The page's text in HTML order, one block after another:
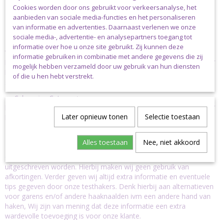
Benodigdheden:
Deze vind je bij de pakketten.
Wij verkopen pakketten met Scheepjes Sunkissed ->
https://www.madebysiemshop.nl/webshop/haakpakketten/tassen/
level-by-siem-boodschappentasje-met-opbergbuideltje-
en Scheepjes Catona ->
https://www.madebysiemshop.nl/webshop/haakpakketten/tassen/
level-by-siem-boodschappentasje-met-opbergbuideltje.html
Extra informatie:
uitgeschreven worden. Hierbij maken wij geen gebruik van
afkortingen. Verder geven wij altijd extra informatie en eventuele
tips gegeven door onze testhakers. Denk hierbij aan alternatieven
voor garens en/of andere haaknaalden ivm een andere hand van
haken, Wij zijn van mening dat deze informatie een extra
wardevolle toevoeging is voor onze klante.
Cookies worden door ons gebruikt voor verkeersanalyse, het
aanbieden van sociale media-functies en het personaliseren
van informatie en advertenties. Daarnaast verlenen we onze
sociale media-, advertentie- en analysepartners toegang tot
informatie over hoe u onze site gebruikt. Zij kunnen deze
informatie gebruiken in combinatie met andere gegevens die zij
mogelijk hebben verzameld door uw gebruik van hun diensten
of die u hen hebt verstrekt.
Later opnieuw tonen Selectie toestaan
Alles toestaan Nee, niet akkoord